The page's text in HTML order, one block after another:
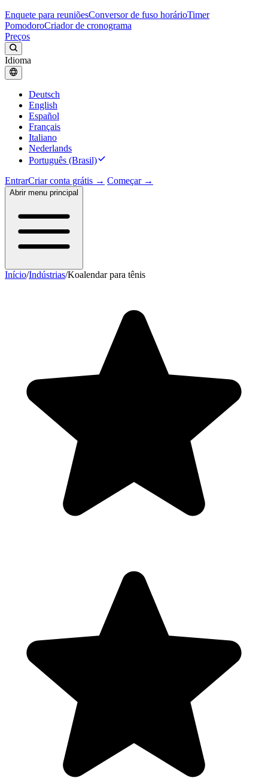
Enquete para reuniõesConversor de fuso horárioTimer
PomodoroCriador de cronograma
Preços
Idioma
Deutsch
English
Español
Français
Italiano
Nederlands
Português (Brasil)
EntrarCriar conta grátis → Começar →
Abrir menu principal
Início/Indústrias/Koalendar para tênis